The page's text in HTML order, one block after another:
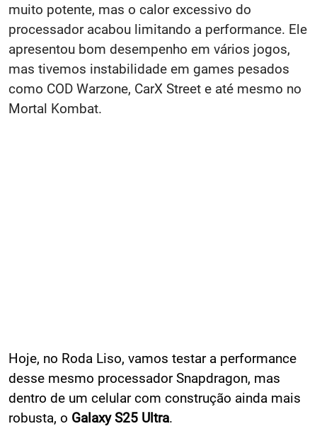
muito potente, mas o calor excessivo do
processador acabou limitando a performance. Ele
apresentou bom desempenho em vários jogos,
mas tivemos instabilidade em games pesados
como COD Warzone, CarX Street e até mesmo no
Mortal Kombat.
Hoje, no Roda Liso, vamos testar a performance
desse mesmo processador Snapdragon, mas
dentro de um celular com construção ainda mais
robusta, o Galaxy S25 Ultra.